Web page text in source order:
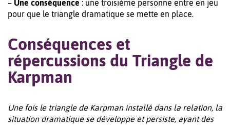
– Une conséquence : une troisième personne entre en jeu
pour que le triangle dramatique se mette en place.
Conséquences et
répercussions du Triangle de
Karpman
Une fois le triangle de Karpman installé dans la relation, la
situation dramatique se développe et persiste, ayant des